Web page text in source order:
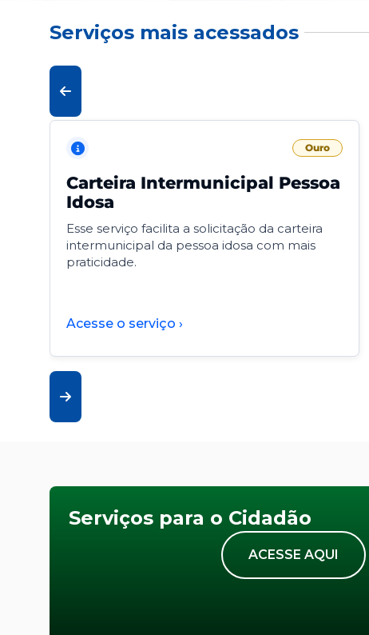
Serviços mais acessados
Ouro
Carteira Intermunicipal Pessoa
Idosa
Esse serviço facilita a solicitação da carteira
intermunicipal da pessoa idosa com mais
praticidade.
Acesse o serviço ›
Serviços para o Cidadão
ACESSE AQUI